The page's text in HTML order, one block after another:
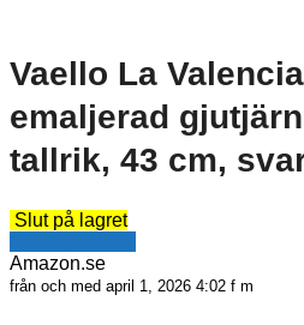
Vaello La
emaljerad
tallrik, 43 cm,
Slut på lagret
Amazon.se
från och med april 1, 2026 4:02 f m